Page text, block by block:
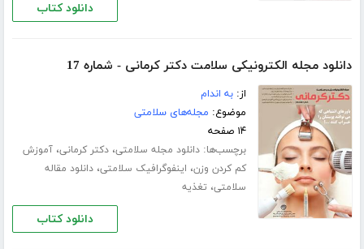
دانلود کتاب
دانلود مجله الکترونیکی سلامت دکتر کرمانی - شماره 17
از:به اندام
موضوع: مجله‌های سلامتی
۱۴ صفحه
برچسب‌ها:دانلود مجله سلامتی،دکتر کرمانی،آموزش
کم کردن وزن، اینفوگرافیک سلامتی،دانلود مقاله
سلامتی، تغذیه
دانلود کتاب